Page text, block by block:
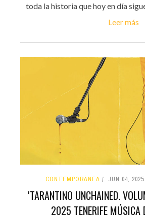
toda la historia que hoy en día
Leer más
CONTEMPORÁNEA JUN 04, 2025
'TARANTINO UNCHAINED.
2025 TENERIFE MÚSICA